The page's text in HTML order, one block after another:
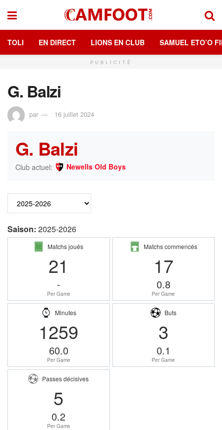
TOLI EN DIRECT LIONS EN CLUB SAMUEL ETO’O
PUBLICITÉ
G. Balzi
par 16 juillet 2024
G. Balzi
Club actuel: Newells Old Boys
Saison: 2025-2026
Matchs joués
21
-
Per Game
Matchs commencés
17
0.8
Per Game
Minutes
1259
60.0
Per Game
Buts
3
0.1
Per Game
Passes décisives
5
0.2
Per Game